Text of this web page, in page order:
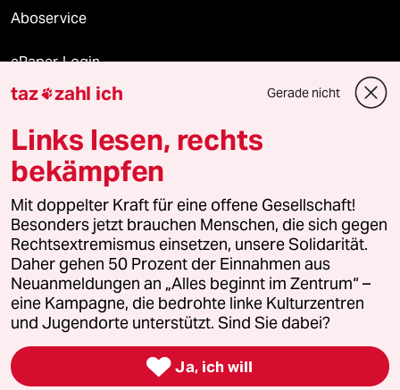
Aboservice
ePaper Login
Downloads für Abonnierende
© 2026 taz Verlags und Vertriebs GmbH
Alle Rechte vorbehalten. Bei rechtlichen Fragen oder für Genehmigungen
wenden Sie sich bitte an
lizenzen@taz.de
Feedback Redaktionsstatut Kommune-Richtlinien
Leitlinie Informant Datenschutz Impressum AGB
Seitenwende Einwilligungen widerrufen (Ads)
taz zahl ich Gerade nicht
Links lesen, rechts
bekämpfen
Mit doppelter Kraft für eine offene Gesellschaft!
Besonders jetzt brauchen Menschen, die sich gegen
Rechtsextremismus einsetzen, unsere Solidarität.
Daher gehen 50 Prozent der Einnahmen aus
Neuanmeldungen an „Alles beginnt im Zentrum“ –
eine Kampagne, die bedrohte linke Kulturzentren
und Jugendorte unterstützt. Sind Sie dabei?
 Ja, ich will